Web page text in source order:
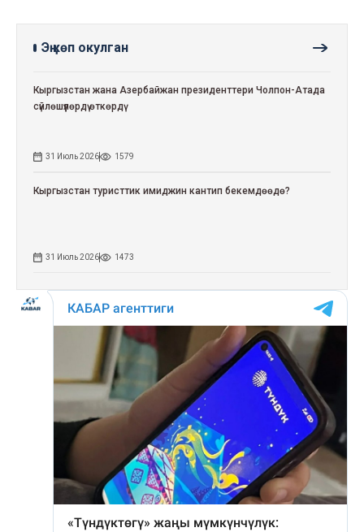
Эң көп окулган
Кыргызстан жана Азербайжан президенттери Чолпон-Атада
сүйлөшүүлөрдү өткөрдү
31 Июль 2026 1579
Кыргызстан туристтик имиджин кантип бекемдөөдө?
31 Июль 2026 1473